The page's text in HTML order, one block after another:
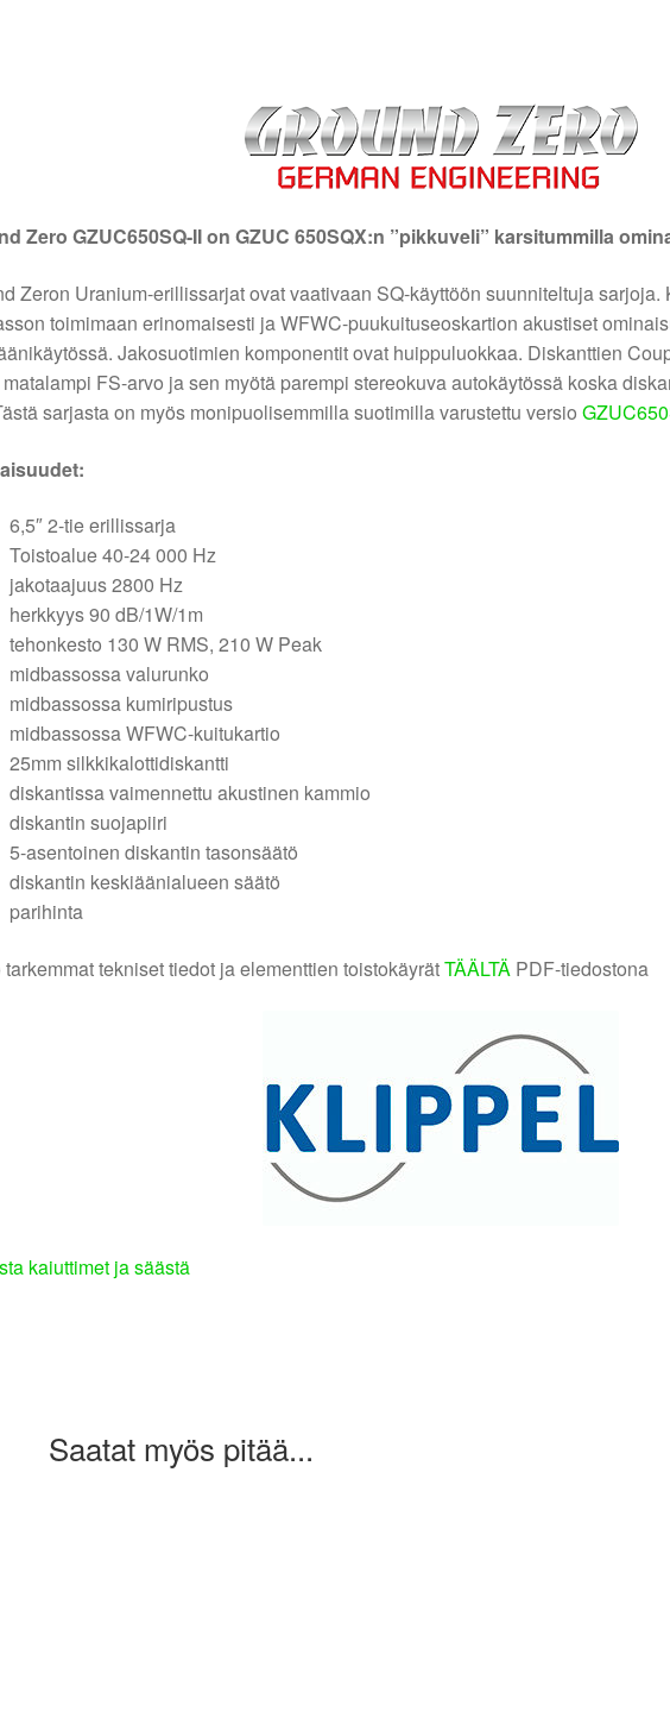
Zero GZUC650SQ-II on GZUC 650SQX:n ”pikkuveli” karsitummilla
Zeron Uranium-erillissarjat ovat vaativaan SQ-käyttöön suunniteltuja
toimimaan erinomaisesti ja WFWC-puukuituseoskartion akustiset
Jakosuotimien komponentit ovat huippuluokkaa. Diskanttien
FS-arvo ja sen myötä parempi stereokuva autokäytössä koska
sarjasta on myös monipuolisemmilla suotimilla varustettu versio
6,5″ 2-tie erillissarja
Toistoalue 40-24 000 Hz
jakotaajuus 2800 Hz
herkkyys 90 dB/1W/1m
tehonkesto 130 W RMS, 210 W Peak
midbassossa valurunko
midbassossa kumiripustus
midbassossa WFWC-kuitukartio
25mm silkkikalottidiskantti
diskantissa vaimennettu akustinen kammio
diskantin suojapiiri
5-asentoinen diskantin tasonsäätö
diskantin keskiäänialueen säätö
parihinta
tarkemmat tekniset tiedot ja elementtien toistokäyrätTÄÄLTÄ PDF-tiedostona
Saatat myös pitää...